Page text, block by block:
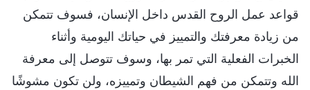
قواعد عمل الروح القدس داخل الإنسان، فسوف تتمكن
من زيادة معرفتك والتمييز في حياتك اليومية وأثناء
الخبرات الفعلية التي تمر بها، وسوف تتوصل إلى معرفة
الله وتتمكن من فهم الشيطان وتمييزه، ولن تكون مشوشًا